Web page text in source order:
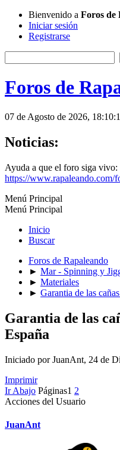
Bienvenido a Foros de
Iniciar sesión
Registrarse
Foros de
07 de Agosto de 2026,
Noticias:
Ayuda a que el foro siga vivo:
https://www.rapaleando.com/
Menú Principal
Menú Principal
Inicio
Buscar
Foros de Rapaleando
► Mar - Spinning y
► Materiales
► Garantia de las
Garantia de las
España
Iniciado por JuanAnt, 24 de
Imprimir
Ir Abajo Páginas1 2
Acciones del Usuario
JuanAnt